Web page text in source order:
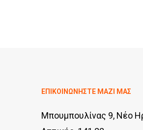
ΕΠΙΚΟΙΝΩΝΗΣΤΕ ΜΑΖΙ ΜΑΣ
Μπουμπουλίνας 9, Νέο